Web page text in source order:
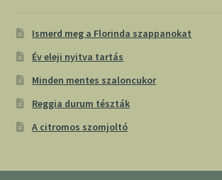
Ismerd meg a Florinda szappanokat
Év eleji nyitva tartás
Minden mentes szaloncukor
Reggia durum tészták
A citromos szomjoltó